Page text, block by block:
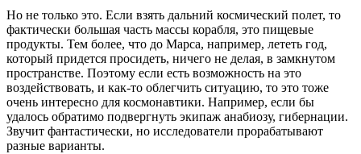
Но не только это. Если взять дальний космический полет, то
фактически большая часть массы корабля, это пищевые
продукты. Тем более, что до Марса, например, лететь год,
который придется просидеть, ничего не делая, в замкнутом
пространстве. Поэтому если есть возможность на это
воздействовать, и как-то облегчить ситуацию, то это тоже
очень интересно для космонавтики. Например, если бы
удалось обратимо подвергнуть экипаж анабиозу, гибернации.
Звучит фантастически, но исследователи прорабатывают
разные варианты.